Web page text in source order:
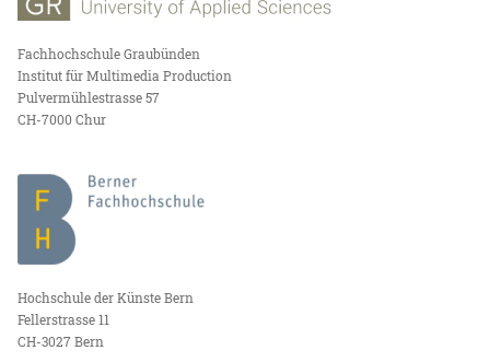
Fachhochschule Graubünden
Institut für Multimedia Production
Pulvermühlestrasse 57
CH-7000 Chur
Hochschule der Künste Bern
Fellerstrasse 11
CH-3027 Bern